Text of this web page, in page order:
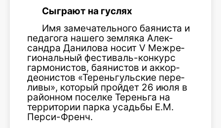
Сыграют на гуслях
Имя замечательного баяниста и
педагога нашего земляка Алек­
сандра Данилова носит V Межре­
гиональный фестиваль-конкурс
гармонистов, баянистов и аккор­
деонистов «Тереньгульские пере­
ливы», который пройдет 26 июля в
районном поселке Тереньга на
территории парка усадьбы Е.М.
Перси-Френч.